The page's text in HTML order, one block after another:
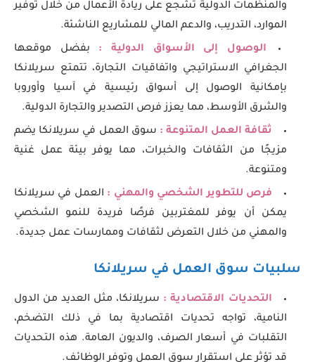
والمنظمات الدولية تشجع على ريادة الأعمال من خلال توفير
الموارد، التدريب، والدعم المالي للمشاريع الناشئة.
الوصول إلى الأسواق الدولية : بفضل موقعها
الجغرافي الاستراتيجي واتفاقيات التجارة، تتمتع سريلانكا
بإمكانية الوصول إلى أسواق رئيسية في آسيا وأوروبا
والشرق الأوسط، مما يعزز فرص التصدير والتجارة الدولية.
ثقافة العمل المتنوعة : سوق العمل في سريلانكا يضم
مزيجًا من الثقافات والخبرات، مما يوفر بيئة عمل غنية
ومتنوعة.
فرص للتطوير الشخصي والمهني : العمل في سريلانكا
يمكن أن يوفر للمغتربين فرصًا فريدة للنمو الشخصي
والمهني من خلال التعرض لثقافات وممارسات عمل جديدة.
سلبيات سوق العمل في سريلانكا
التحديات الاقتصادية : سريلانكا، مثل العديد من الدول
النامية، تواجه تحديات اقتصادية بما في ذلك التضخم،
التقلبات في أسعار الصرف، والديون العامة. هذه التحديات
قد تؤثر على استقرار سوق العمل وتوفر الوظائف.